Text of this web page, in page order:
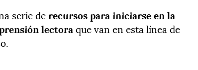
serie derecursos para iniciarse en la
lectoraque van en esta línea de